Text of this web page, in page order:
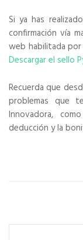
Si ya has
confirmación vía
web habilitada
Descargar el sello
Recuerda que
problemas que
Innovadora,
deducción y la